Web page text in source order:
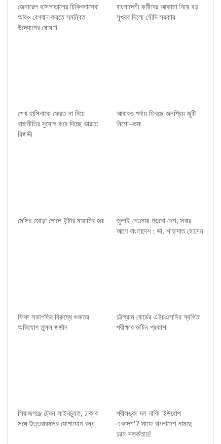
জেনারেল হাসপাতালের চিকিৎসাসেবা
আরও বেগবান করতে সমন্বিত
উদ্যোগের ঘোষণা
বাংলাদেশী কর্মীদের আকামা নিয়ে বড়
সুখবর দিলো সৌদি সরকার
শেখ হাসিনাকে ফেরত না দিয়ে
রাজনীতির সুযোগ করে দিচ্ছে ভারত:
রিজভী
আবারও পর্দায় ফিরছে জনপ্রিয় জুটি
নিশো–তমা
মেসির জোড়া গোলে ইন্টার মায়ামির জয়
জুলাই চেতনায় গড়বো দেশ, সবার
আগে বাংলাদেশ : ডা. শাহাদাত হোসেন
ফিফা সভাপতির বিরুদ্ধে গুরুতর
অভিযোগ তুলল জর্ডান
চট্টগ্রাম বোর্ডের এইচএসসির স্থগিত
পরীক্ষার রুটিন প্রকাশ
সিরাজগঞ্জে ট্রেন লাইনচ্যুত, ঢাকার
সঙ্গে উত্তরাঞ্চলের যোগাযোগ বন্ধ
শ্রীলঙ্কা দল নাকি ‘ইউরোপ
একাদশ’? সাফে বাংলাদেশ নামছে
চরম সতর্কতায়!